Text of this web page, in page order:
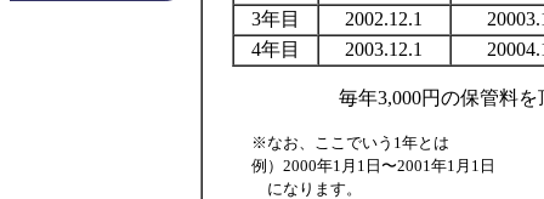
3年目
2002.12.1
4年目
2003.12.1
毎年3,000円の保管料
※なお、ここでいう1年とは
例）2000年1月1日〜2001年1月1日
になります。